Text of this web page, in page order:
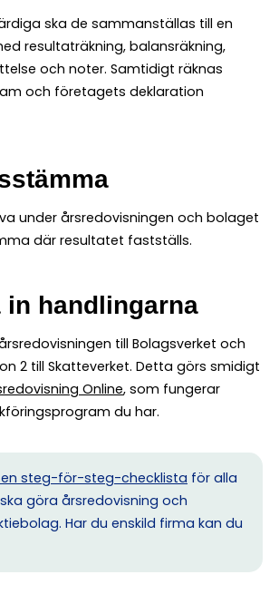
ska de sammanställas till en
resultaträkning, balansräkning,
och noter. Samtidigt räknas
och företagets deklaration
under årsredovisningen och bolaget
där resultatet fastställs.
in handlingarna
till Bolagsverket och
2 till Skatteverket. Detta görs smidigt
Online, som fungerar
du har.
en steg-för-steg-checklista för alla
göra årsredovisning och
Har du enskild firma kan du